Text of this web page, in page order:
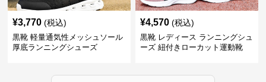
¥3,770 (税込)
黒靴 軽量通気性メッシュソール
厚底ランニングシューズ
¥4,570 (税込)
黒靴 レディース ランニングシュ
ーズ 紐付きローカット運動靴